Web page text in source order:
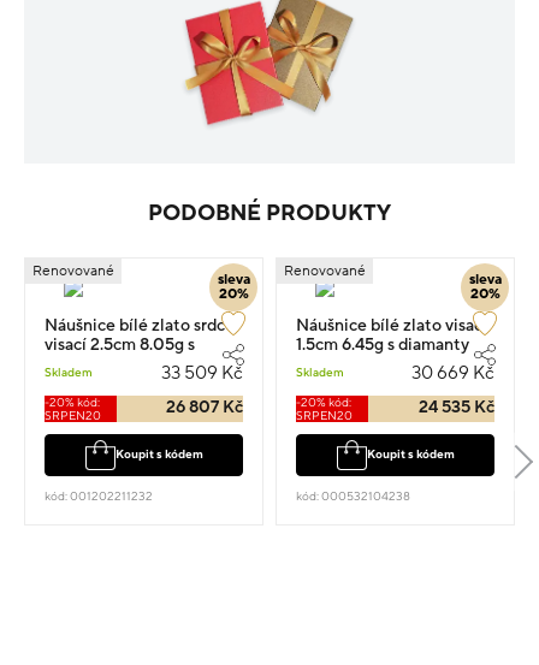
PODOBNÉ PRODUKTY
sleva
20%
Renovované
Náušnice bílé zlato srdce
visací 2.5cm 8.05g s
diamantem 0.390ct
Skladem 33 509 Kč
-20% kód:
SRPEN20
26 807 Kč
Koupit s kódem
kód: 001202211232
sleva
20%
Renovované
Náušnice bílé zlato visací
1.5cm 6.45g s diamanty
Skladem 30 669 Kč
-20% kód:
SRPEN20
24 535 Kč
Koupit s kódem
kód: 000532104238